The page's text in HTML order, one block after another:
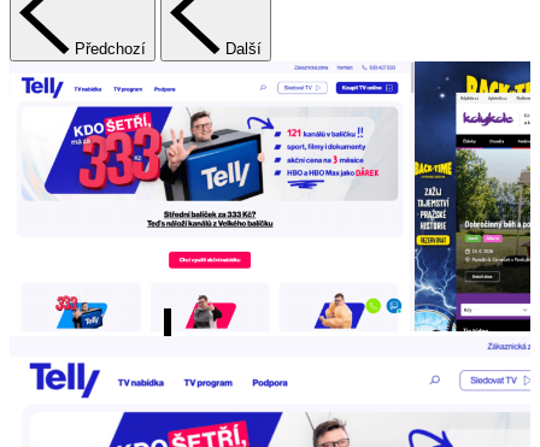
Předchozí Další